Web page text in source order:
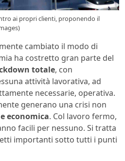
ai propri clienti, proponendo il
cambiato il modo di
ha costretto gran parte del
totale, con
attività lavorativa, ad
necessarie, operativa.
generano una crisi non
economica. Col lavoro fermo,
facili per nessuno. Si tratta
importanti sotto tutti i punti